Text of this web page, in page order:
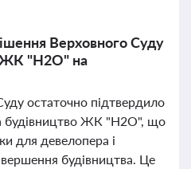
Верховного Суду
ЖК "Н2О" на
остаточно підтвердило
будівництво ЖК "Н2О", що
для девелопера і
будівництва. Це